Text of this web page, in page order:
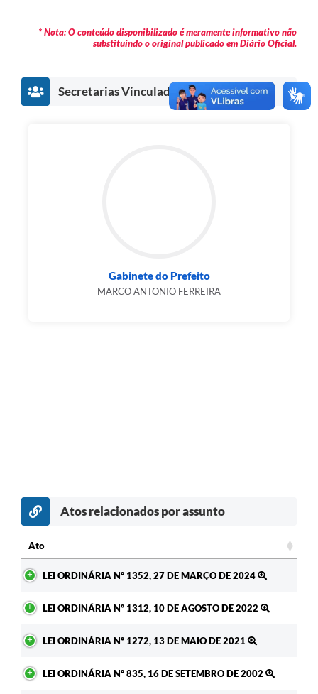
* Nota: O conteúdo disponibilizado é meramente informativo não
substituindo o original publicado em Diário Oficial.
Secretarias Vinculadas
Gabinete do Prefeito
MARCO ANTONIO FERREIRA
Atos relacionados por assunto
Ato
LEI ORDINÁRIA Nº 1352, 27 DE MARÇO DE 2024
LEI ORDINÁRIA Nº 1312, 10 DE AGOSTO DE 2022
LEI ORDINÁRIA Nº 1272, 13 DE MAIO DE 2021
LEI ORDINÁRIA Nº 835, 16 DE SETEMBRO DE 2002